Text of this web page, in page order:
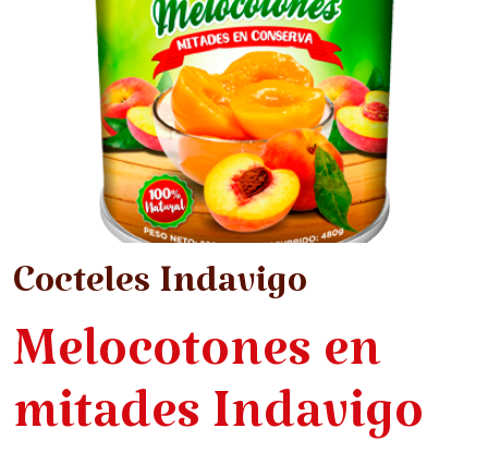
Cocteles Indavigo
Melocotones en
mitades Indavigo